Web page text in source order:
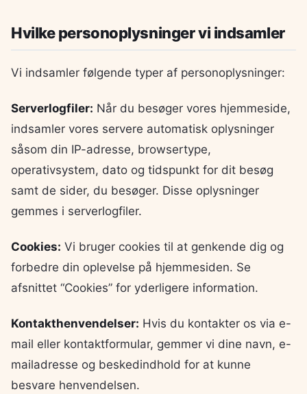
Hvilke personoplysninger vi indsamler
Vi indsamler følgende typer af personoplysninger:
Serverlogfiler: Når du besøger vores hjemmeside,
indsamler vores servere automatisk oplysninger
såsom din IP-adresse, browsertype,
operativsystem, dato og tidspunkt for dit besøg
samt de sider, du besøger. Disse oplysninger
gemmes i serverlogfiler.
Cookies: Vi bruger cookies til at genkende dig og
forbedre din oplevelse på hjemmesiden. Se
afsnittet “Cookies” for yderligere information.
Kontakthenvendelser: Hvis du kontakter os via e-
mail eller kontaktformular, gemmer vi dine navn, e-
mailadresse og beskedindhold for at kunne
besvare henvendelsen.